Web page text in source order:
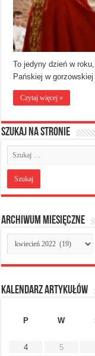
​To jedyny dzień w
Pańskiej w gorzowskiej
Czytaj więcej »
Szukaj na stronie
Archiwum miesięczne
Archiwum
miesięczne
Kalendarz artykułów
P
W
4
5